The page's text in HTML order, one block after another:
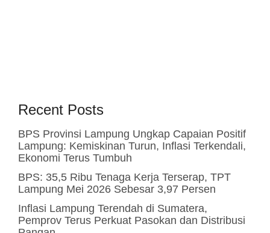
Recent Posts
BPS Provinsi Lampung Ungkap Capaian Positif
Lampung: Kemiskinan Turun, Inflasi Terkendali,
Ekonomi Terus Tumbuh
BPS: 35,5 Ribu Tenaga Kerja Terserap, TPT
Lampung Mei 2026 Sebesar 3,97 Persen
Inflasi Lampung Terendah di Sumatera,
Pemprov Terus Perkuat Pasokan dan Distribusi